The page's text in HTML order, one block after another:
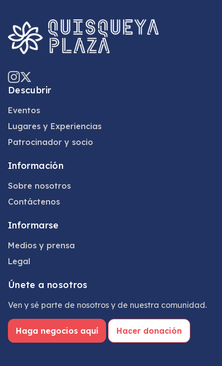
Descubrir
Eventos
Lugares y Experiencias
Patrocinador y socio
Información
Sobre nosotros
Contáctenos
Informarse
Medios y prensa
Legal
Únete a nosotros
Ven y sé parte de nosotros y de nuestra comunidad.
Haga negocios aquí Hacer donación